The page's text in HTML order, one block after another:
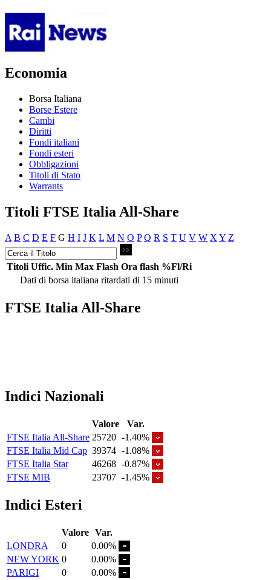
Economia
Borsa Italiana
Borse Estere
Cambi
Diritti
Fondi italiani
Fondi esteri
Obbligazioni
Titoli di Stato
Warrants
Titoli FTSE Italia All-Share
A B C D E F G H I J K L M N O P Q R S T U V W X Y Z
Titoli Uffic. Min Max Flash Ora flash %Fl/Ri
Dati di borsa italiana ritardati di 15 minuti
FTSE Italia All-Share
Indici Nazionali
Valore
Var.
FTSE Italia All-Share 25720 -1.40%
FTSE Italia Mid Cap 39374 -1.08%
FTSE Italia Star
46268 -0.87%
FTSE MIB
23707 -1.45%
Indici Esteri
Valore Var.
LONDRA
0
0.00%
NEW YORK 0
0.00%
PARIGI
0
0.00%